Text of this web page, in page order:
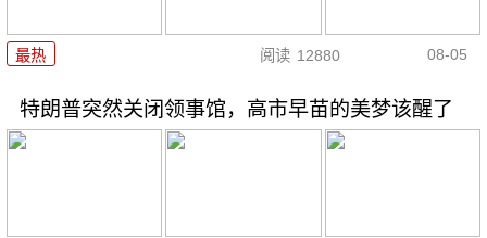
最热 阅读 12880 08-05
特朗普突然关闭领事馆，高市早苗的美梦该醒了